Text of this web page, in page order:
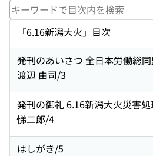
「6.16新潟大火」目次
発刊のあいさつ 全日本労働総
渡辺 由司/3
発刊の御礼 6.16新潟大火災害
悌二郎/4
はしがき/5